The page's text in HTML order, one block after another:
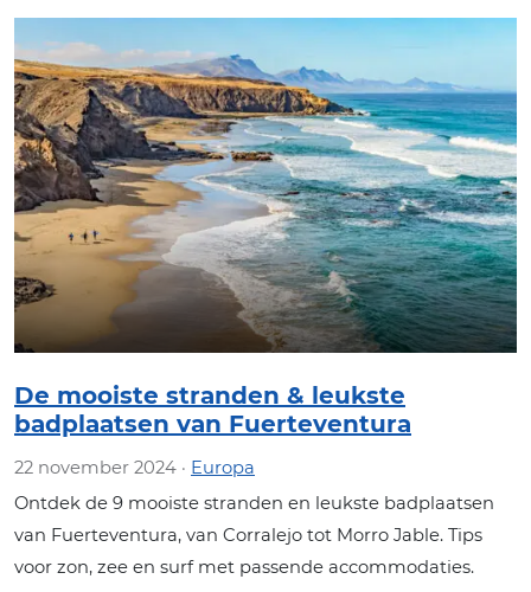
De mooiste stranden & leukste
badplaatsen van Fuerteventura
22 november 2024 · Europa
Ontdek de 9 mooiste stranden en leukste badplaatsen
van Fuerteventura, van Corralejo tot Morro Jable. Tips
voor zon, zee en surf met passende accommodaties.